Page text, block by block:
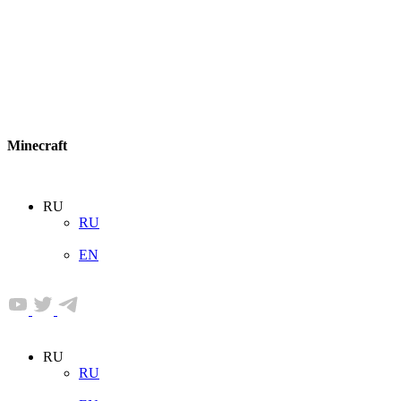
Minecraft
RU
RU
EN
RU
RU